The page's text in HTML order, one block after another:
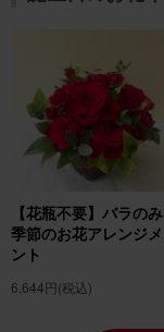
【花瓶不要】バラのみ
季節のお花アレンジメ
ント
6,644円(税込)